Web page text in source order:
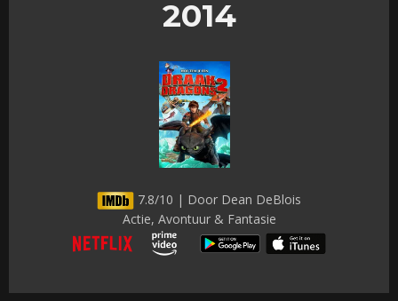
2014
7.8/10 | Door Dean DeBlois
Actie, Avontuur & Fantasie